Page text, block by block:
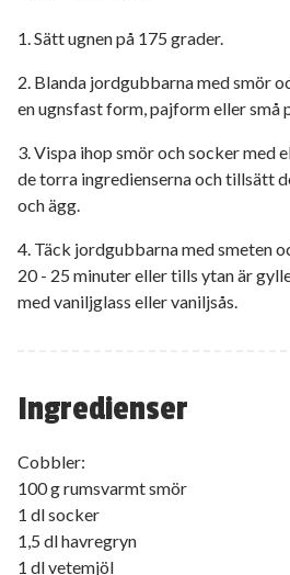
Ingredienser
Cobbler:
100 g rumsvarmt smör
1 dl socker
1,5 dl havregryn
1 dl vetemjöl
1. Sätt ugnen på 175 grader.
2. Blanda jordgubbarna med smör
en ugnsfast form, pajform eller små
3. Vispa ihop smör och socker med
de torra ingredienserna och tillsätt
och ägg.
4. Täck jordgubbarna med smeten
20 - 25 minuter eller tills ytan är
med vaniljglass eller vaniljsås.